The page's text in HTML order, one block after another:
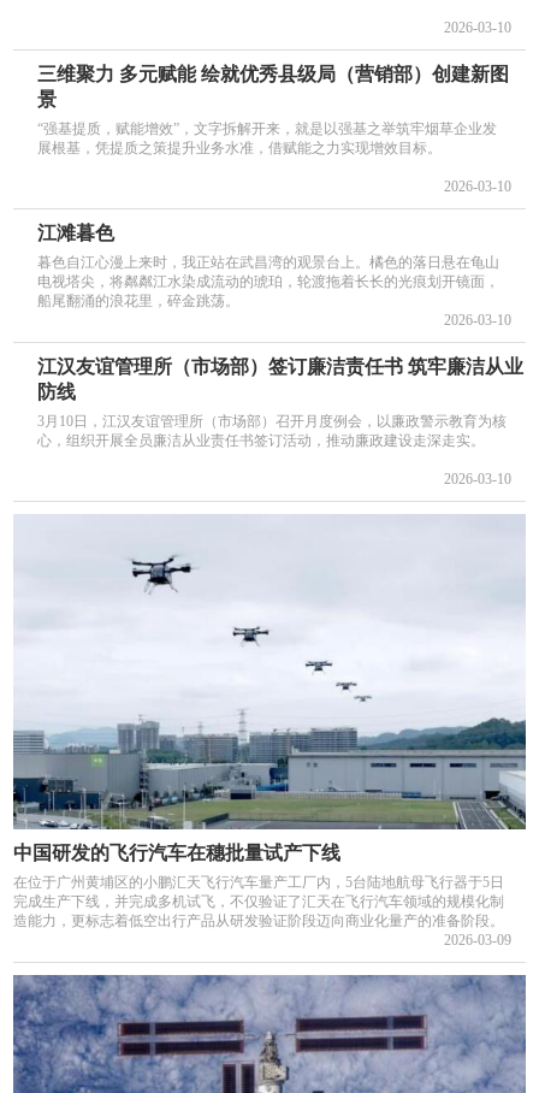
2026-03-10
三维聚力 多元赋能 绘就优秀县级局（营销部）创建新图
景
“强基提质，赋能增效”，文字拆解开来，就是以强基之举筑牢烟草企业发
展根基，凭提质之策提升业务水准，借赋能之力实现增效目标。
2026-03-10
江滩暮色
暮色自江心漫上来时，我正站在武昌湾的观景台上。橘色的落日悬在龟山
电视塔尖，将粼粼江水染成流动的琥珀，轮渡拖着长长的光痕划开镜面，
船尾翻涌的浪花里，碎金跳荡。
2026-03-10
江汉友谊管理所（市场部）签订廉洁责任书 筑牢廉洁从业
防线
3月10日，江汉友谊管理所（市场部）召开月度例会，以廉政警示教育为核
心，组织开展全员廉洁从业责任书签订活动，推动廉政建设走深走实。
2026-03-10
中国研发的飞行汽车在穗批量试产下线
在位于广州黄埔区的小鹏汇天飞行汽车量产工厂内，5台陆地航母飞行器于5日
完成生产下线，并完成多机试飞，不仅验证了汇天在飞行汽车领域的规模化制
造能力，更标志着低空出行产品从研发验证阶段迈向商业化量产的准备阶段。
2026-03-09